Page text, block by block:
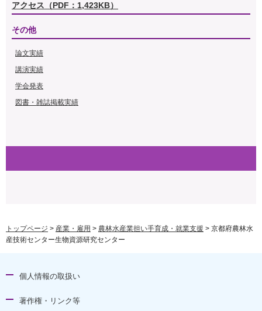
アクセス（PDF：1,423KB）
その他
論文実績
講演実績
学会発表
図書・雑誌掲載実績
トップページ > 産業・雇用 > 農林水産業担い手育成・就業支援 > 京都府農林水
産技術センター生物資源研究センター
個人情報の取扱い
著作権・リンク等